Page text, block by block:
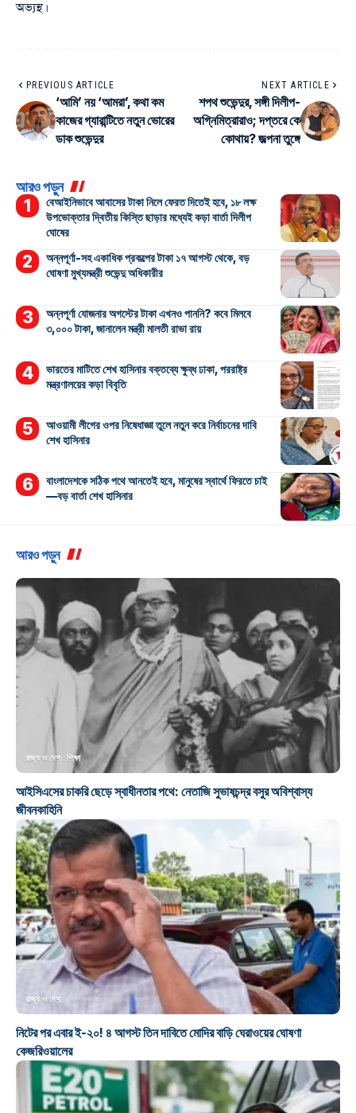
অভ্যস্থ।
PREVIOUS ARTICLE
‘আমি’ নয় ‘আমরা’, কথা কম
কাজের গ্যারান্টিতে নতুন ভোরের
ডাক শুভেন্দুর
NEXT ARTICLE
শপথ শুভেন্দুর, সঙ্গী দিলীপ-
অগ্নিমিত্রারাও; দপ্তরে কে
কোথায়? জল্পনা তুঙ্গে
আরও পড়ুন
বেআইনিভাবে আবাসের টাকা নিলে ফেরত দিতেই হবে, ১৮ লক্ষ
উপভোক্তার দ্বিতীয় কিস্তি ছাড়ার মধ্যেই কড়া বার্তা দিলীপ
ঘোষের
অন্নপূর্ণা-সহ একাধিক প্রকল্পের টাকা ১৭ আগস্ট থেকে, বড়
ঘোষণা মুখ্যমন্ত্রী শুভেন্দু অধিকারীর
অন্নপূর্ণা যোজনার অগস্টের টাকা এখনও পাননি? কবে মিলবে
৩,০০০ টাকা, জানালেন মন্ত্রী মালতী রাভা রায়
ভারতের মাটিতে শেখ হাসিনার বক্তব্যে ক্ষুব্ধ ঢাকা, পররাষ্ট্র
মন্ত্রণালয়ের কড়া বিবৃতি
আওয়ামী লীগের ওপর নিষেধাজ্ঞা তুলে নতুন করে নির্বাচনের দাবি
শেখ হাসিনার
বাংলাদেশকে সঠিক পথে আনতেই হবে, মানুষের স্বার্থে ফিরতে চাই
—বড় বার্তা শেখ হাসিনার
আরও পড়ুন
রাজ্য ও দেশ শিক্ষা
আইসিএসের চাকরি ছেড়ে স্বাধীনতার পথে: নেতাজি সুভাষচন্দ্র বসুর অবিশ্বাস্য
জীবনকাহিনি
রাজ্য ও দেশ
নিটের পর এবার ই-২০! ৪ আগস্ট তিন দাবিতে মোদির বাড়ি ঘেরাওয়ের ঘোষণা
কেজরিওয়ালের